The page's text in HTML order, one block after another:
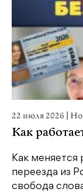
22 июля 2026
Как
Как меняется
переезда из
свобода